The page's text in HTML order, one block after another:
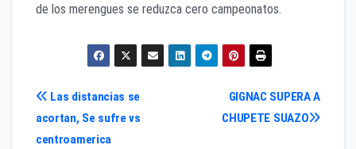
de los merengues se reduzca cero campeonatos.
Navegación
de
GIGNAC SUPERA A
CHUPETE SUAZO
Las distancias se
acortan, Se sufre vs
centroamerica